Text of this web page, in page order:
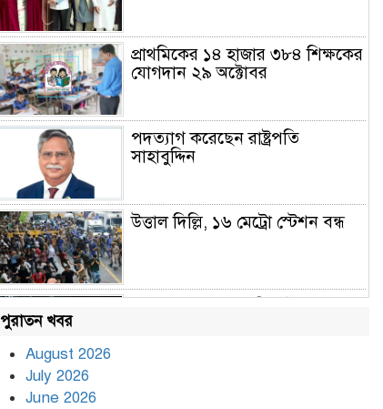
প্রাথমিকের ১৪ হাজার ৩৮৪ শিক্ষকের
যোগদান ২৯ অক্টোবর
পদত্যাগ করেছেন রাষ্ট্রপতি
সাহাবুদ্দিন
উত্তাল দিল্লি, ১৬ মেট্রো স্টেশন বন্ধ
পুরাতন খবর
August 2026
July 2026
June 2026